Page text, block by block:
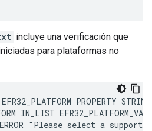
incluye una verificación que
para plataformas no
PROPERTY
IN_LIST
"Please select a